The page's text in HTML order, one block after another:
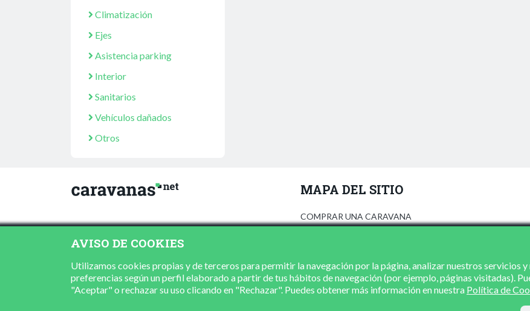
Climatización
Ejes
Asistencia parking
Interior
Sanitarios
Vehículos dañados
Otros
MAPA DEL SITIO
COMPRAR UNA CARAVANA
CONCESIONARIOS
CONTACTO
AVISO DE COOKIES
Utilizamos cookies propias y de terceros para permitir la navegación por la página, analizar nuestros servicios
preferencias según un perfil elaborado a partir de tus hábitos de navegación (por ejemplo, páginas visitadas).
"Aceptar" o rechazar su uso clicando en "Rechazar". Puedes obtener más información en nuestra Política de